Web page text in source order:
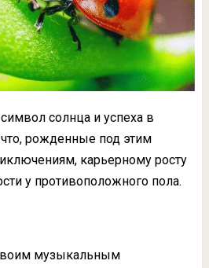
солнца и успеха в
рожденные под этим
карьерному росту
у противоположного пола.
музыкальным